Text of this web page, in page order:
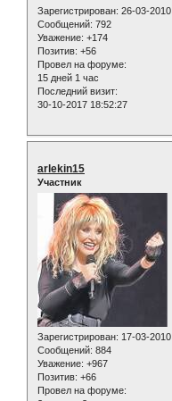
Зарегистрирован: 26-03-2010
Сообщений: 792
Уважение: +174
Позитив: +56
Провел на форуме:
15 дней 1 час
Последний визит:
30-10-2017 18:52:27
arlekin15
Участник
Зарегистрирован: 17-03-2010
Сообщений: 884
Уважение: +967
Позитив: +66
Провел на форуме: